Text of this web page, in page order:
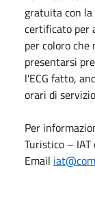
gratuita con
certificato per
per coloro che
presentarsi
l'ECG fatto,
orari di
Per
Turistico –
Email